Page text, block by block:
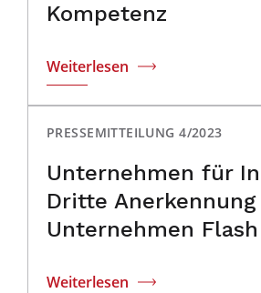
Kompetenz
Weiterlesen
PRESSEMITTEILUNG 4/2023
Unternehmen für
Dritte Anerkennung
Unternehmen
Weiterlesen